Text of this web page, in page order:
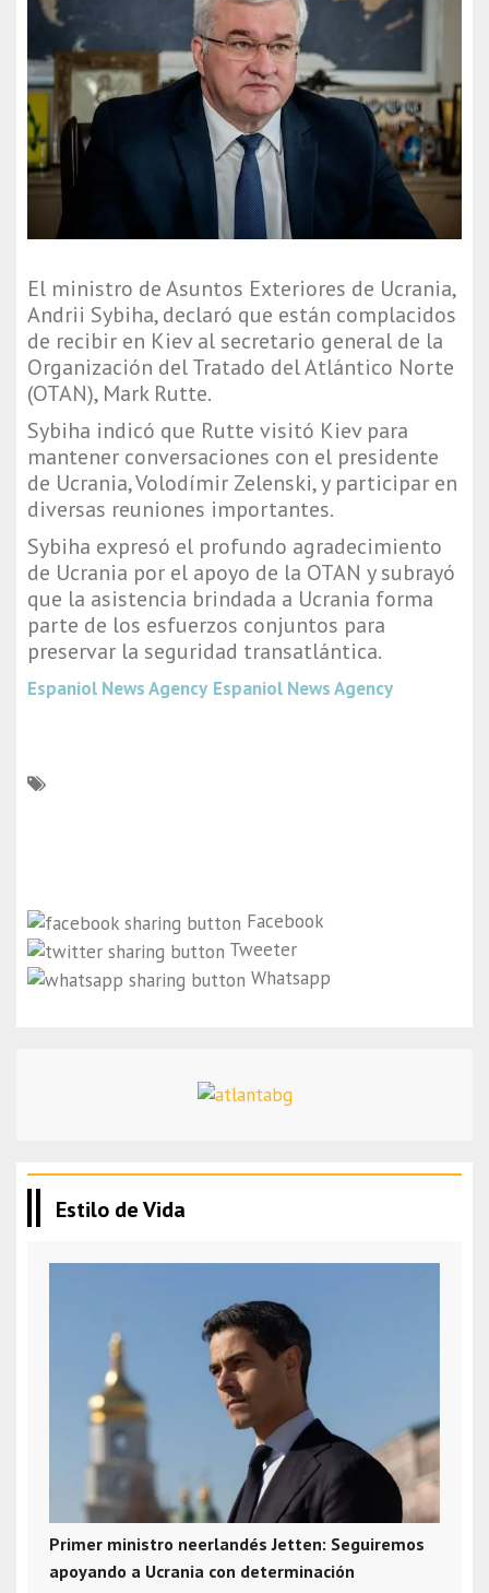
El ministro de Asuntos Exteriores de Ucrania,
Andrii Sybiha, declaró que están complacidos
de recibir en Kiev al secretario general de la
Organización del Tratado del Atlántico Norte
(OTAN), Mark Rutte.
Sybiha indicó que Rutte visitó Kiev para
mantener conversaciones con el presidente
de Ucrania, Volodímir Zelenski, y participar en
diversas reuniones importantes.
Sybiha expresó el profundo agradecimiento
de Ucrania por el apoyo de la OTAN y subrayó
que la asistencia brindada a Ucrania forma
parte de los esfuerzos conjuntos para
preservar la seguridad transatlántica.
Espaniol News Agency Espaniol News Agency
Facebook
Tweeter
Whatsapp
Estilo de Vida
Primer ministro neerlandés Jetten: Seguiremos
apoyando a Ucrania con determinación